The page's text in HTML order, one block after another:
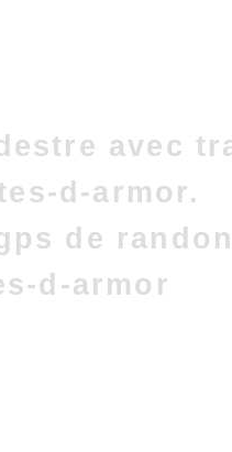
avec
d-armor.
de
d-armor